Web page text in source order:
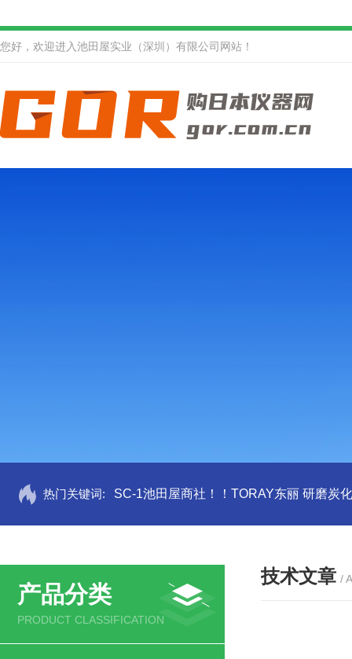
您好，欢迎进入池田屋实业（深圳）有限公司网站！
热门关键词: SC-1池田屋商社！！TORAY东丽 研磨炭
产品分类
PRODUCT CLASSIFICATION
技术文章 /